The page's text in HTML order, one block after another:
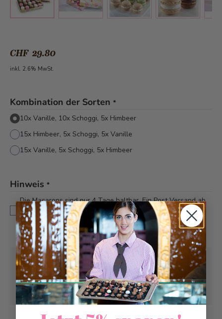
CHF 29.80
inkl. 2.6% MwSt.
Kombination der Sorten *
10x Vanille, 10x Schoggi, 5x Himbeer
15x Himbeer, 5x Schoggi, 5x Vanille
15x Vanille, 5x Schoggi, 5x Himbeer
Hinweis *
Die Macarons sind nur 4 Tage haltbar. Ein Post Versand ab
Freitag wird nicht empfohlen, da die Lieferung erst am
Montag erfolgt
Abholung ab Samstag, 08.08.2026
Kann frühstens abSamstag, 08.08.2026
geliefert werden